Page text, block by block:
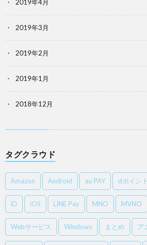
2019年4月
2019年3月
2019年2月
2019年1月
2018年12月
タグクラウド
Amazon Android au PAY dポイント
iD iOS LINE Pay MNO MVNO
Webサービス Windows まとめ ア